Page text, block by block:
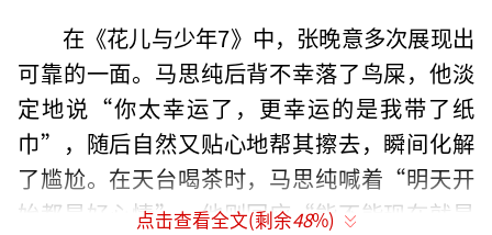
在《花儿与少年7》中，张晚意多次展现出
可靠的一面。马思纯后背不幸落了鸟屎，他淡
定地说“你太幸运了，更幸运的是我带了纸
巾”，随后自然又贴心地帮其擦去，瞬间化解
了尴尬。在天台喝茶时，马思纯喊着“明天开
始都是好心情”，他则回应“能不能现在就是
点击查看全文(剩余48%)